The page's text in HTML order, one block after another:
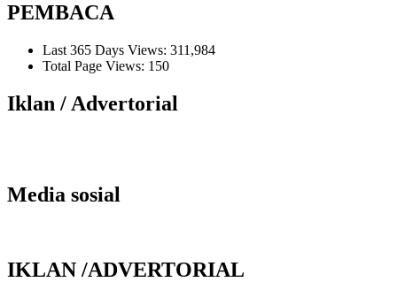
PEMBACA
Last 365 Days Views: 311,984
Total Page Views: 150
Iklan / Advertorial
Media sosial
IKLAN /ADVERTORIAL